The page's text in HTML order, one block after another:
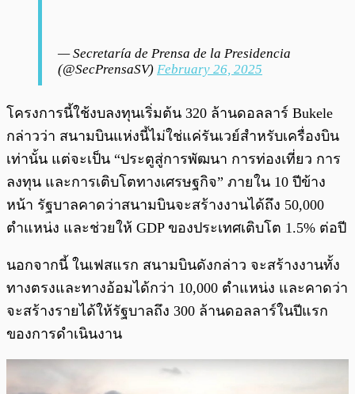
— Secretaría de Prensa de la Presidencia
(@SecPrensaSV) February 26, 2025
โครงการนี้ใช้งบลงทุนเริ่มต้น 320 ล้านดอลลาร์ Bukele
กล่าวว่า สนามบินแห่งนี้ไม่ใช่แค่รันเวย์สำหรับเครื่องบิน
เท่านั้น แต่จะเป็น “ประตูสู่การพัฒนา การท่องเที่ยว การ
ลงทุน และการเติบโตทางเศรษฐกิจ” ภายใน 10 ปีข้าง
หน้า รัฐบาลคาดว่าสนามบินจะสร้างงานได้ถึง 50,000
ตำแหน่ง และช่วยให้ GDP ของประเทศเติบโต 1.5% ต่อปี
นอกจากนี้ ในเฟสแรก สนามบินดังกล่าว จะสร้างงานทั้ง
ทางตรงและทางอ้อมได้กว่า 10,000 ตำแหน่ง และคาดว่า
จะสร้างรายได้ให้รัฐบาลถึง 300 ล้านดอลลาร์ในปีแรก
ของการดำเนินงาน